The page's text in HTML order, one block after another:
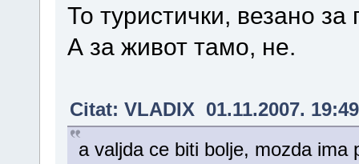
То туристички, везано за
А за живот тамо, не.
Citat: VLADIX 01.11.2007.
a valjda ce biti bolje, mozda ima